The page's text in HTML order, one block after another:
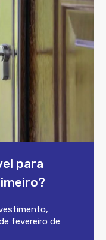
para
,
fevereiro de